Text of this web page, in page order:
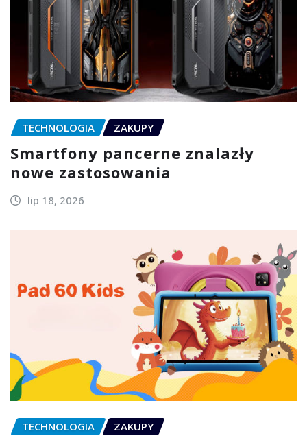
TECHNOLOGIA ZAKUPY
Smartfony pancerne znalazły
nowe zastosowania
lip 18, 2026
TECHNOLOGIA ZAKUPY